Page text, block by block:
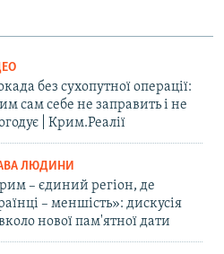
без сухопутної операції:
сам себе не заправить і не
| Крим.Реалії
ЛЮДИНИ
– єдиний регіон, де
– меншість»: дискусія
нової пам'ятної дати